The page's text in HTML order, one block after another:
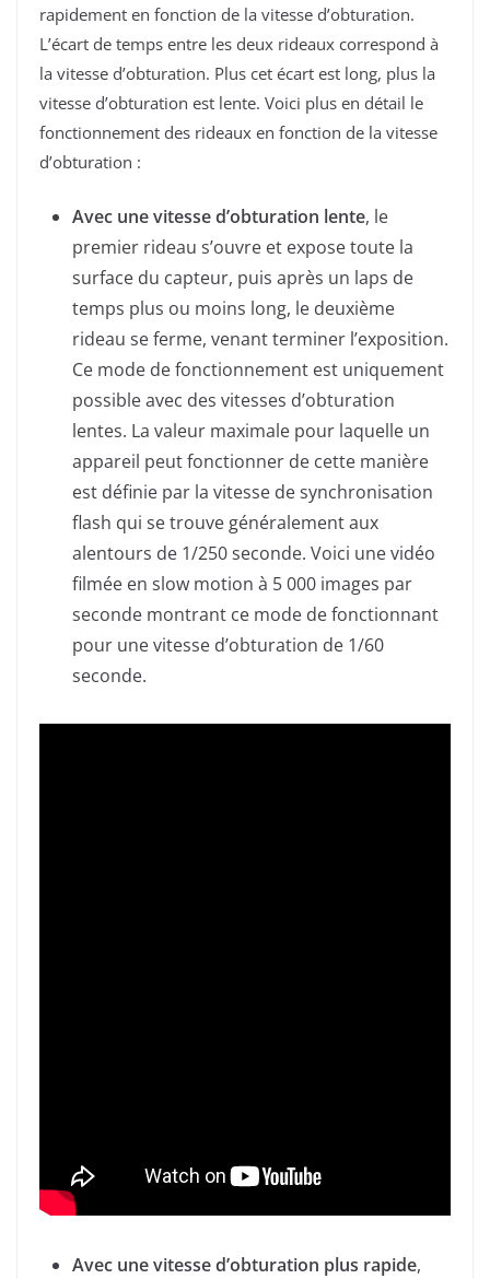
rapidement en fonction de la vitesse d’obturation.
L’écart de temps entre les deux rideaux correspond à
la vitesse d’obturation. Plus cet écart est long, plus la
vitesse d’obturation est lente. Voici plus en détail le
fonctionnement des rideaux en fonction de la vitesse
d’obturation :
Avec une vitesse d’obturation lente, le
premier rideau s’ouvre et expose toute la
surface du capteur, puis après un laps de
temps plus ou moins long, le deuxième
rideau se ferme, venant terminer l’exposition.
Ce mode de fonctionnement est uniquement
possible avec des vitesses d’obturation
lentes. La valeur maximale pour laquelle un
appareil peut fonctionner de cette manière
est définie par la vitesse de synchronisation
flash qui se trouve généralement aux
alentours de 1/250 seconde. Voici une vidéo
filmée en slow motion à 5 000 images par
seconde montrant ce mode de fonctionnant
pour une vitesse d’obturation de 1/60
seconde.
Avec une vitesse d’obturation plus rapide,